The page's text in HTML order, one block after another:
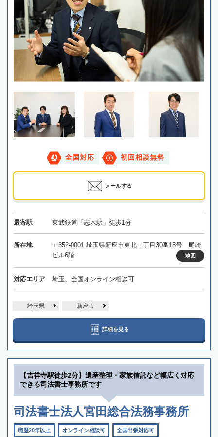
全国対応 初回相談無料
メールする
最寄駅 東武鉄道「志木駅」徒歩1分
所在地
〒352-0001 埼玉県新座市東北二丁目30番18号 尾崎
ビル6階
地図
対応エリア 埼玉、全国オンライン相談可
埼玉県 新座市
詳細を見る
【吉祥寺駅徒歩2分】遺産整理・家族信託など幅広く対応
できる司法書士事務所です
司法書士法人宮田総合法務事務所
職歴20年以上 オンライン相談可 全国出張対応可